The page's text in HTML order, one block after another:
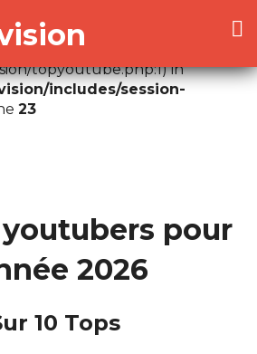
header information - headers
started at
topyoutube.php:1) in
includes/session-
23
pour
2026
10 Tops